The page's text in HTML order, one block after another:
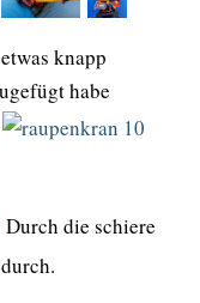
knapp
habe
Durch die schiere